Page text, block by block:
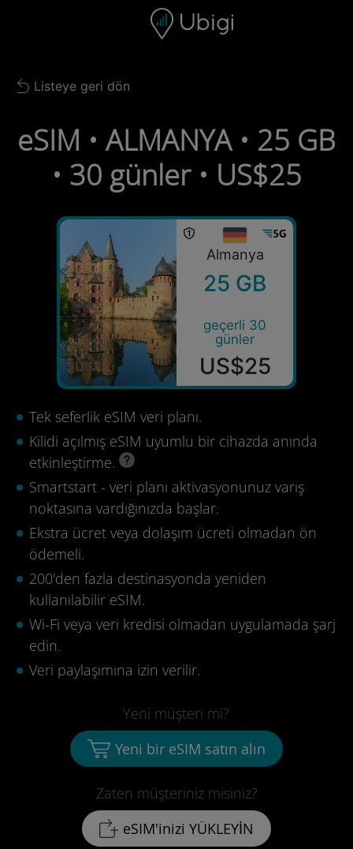
Gezinme çubuğu Alt bilgi
Back to list
Listeye geri dön
eSIM • ALMANYA • 25 GB
• 30 günler • US$25
Almanya
25 GB
geçerli 30
günler
US$25
Tek seferlik eSIM veri planı.
Kilidi açılmış eSIM uyumlu bir cihazda anında
etkinleştirme.
Smartstart - veri planı aktivasyonunuz varış
noktasına vardığınızda başlar.
Ekstra ücret veya dolaşım ücreti olmadan ön
ödemeli.
200'den fazla destinasyonda yeniden
kullanılabilir eSIM.
Wi-Fi veya veri kredisi olmadan uygulamada şarj
edin.
Veri paylaşımına izin verilir.
Zaten müşteriniz misiniz?
eSIM'inizi YÜKLEYİN
Yeni müşteri mi?
Yeni bir eSIM satın alın